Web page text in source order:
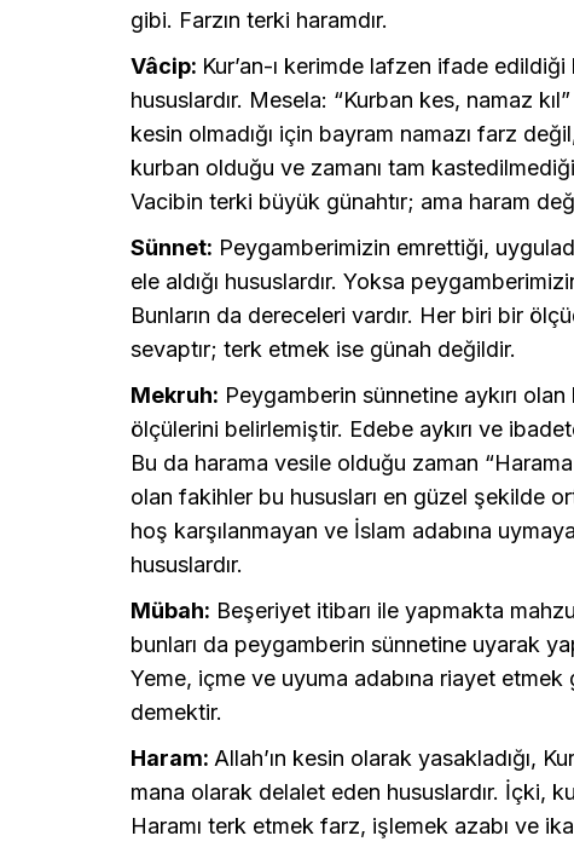
gibi. Farzın terki haramdır.
Vâcip: Kur’an-ı kerimde lafzen ifade
hususlardır. Mesela: “Kurban kes, namaz
kesin olmadığı için bayram namazı farz
kurban olduğu ve zamanı tam
Vacibin terki büyük günahtır; ama haram
Sünnet: Peygamberimizin emrettiği,
ele aldığı hususlardır. Yoksa
Bunların da dereceleri vardır. Her biri bir
sevaptır; terk etmek ise günah değildir.
Mekruh: Peygamberin sünnetine aykırı
ölçülerini belirlemiştir. Edebe aykırı ve
Bu da harama vesile olduğu zaman
olan fakihler bu hususları en güzel şekilde
hoş karşılanmayan ve İslam adabına
hususlardır.
Mübah: Beşeriyet itibarı ile yapmakta
bunları da peygamberin sünnetine uyarak
Yeme, içme ve uyuma adabına riayet
demektir.
Haram: Allah’ın kesin olarak yasakladığı,
mana olarak delalet eden hususlardır. İçki,
Haramı terk etmek farz, işlemek azabı ve